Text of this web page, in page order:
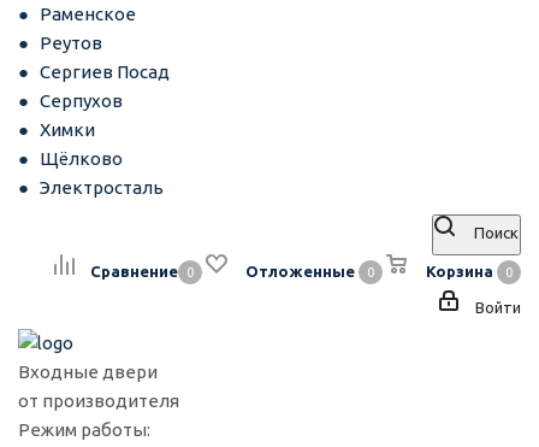
Раменское
Реутов
Сергиев Посад
Серпухов
Химки
Щёлково
Электросталь
Поиск
Сравнение 0 Отложенные 0 Корзина 0
Войти
Входные двери
от производителя
Режим работы: